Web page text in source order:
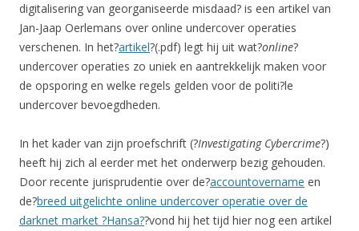
digitalisering van georganiseerde misdaad? is een artikel van
Jan-Jaap Oerlemans over online undercover operaties
verschenen. In het?artikel?(.pdf) legt hij uit wat?online?
undercover operaties zo uniek en aantrekkelijk maken voor
de opsporing en welke regels gelden voor de politi?le
undercover bevoegdheden.
In het kader van zijn proefschrift (?Investigating Cybercrime?)
heeft hij zich al eerder met het onderwerp bezig gehouden.
Door recente jurisprudentie over de?accountovername en
de?breed uitgelichte online undercover operatie over de
darknet market ?Hansa??vond hij het tijd hier nog een artikel